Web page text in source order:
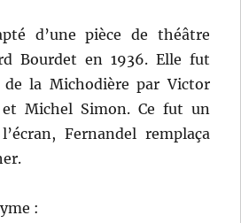
d’une pièce de théâtre
Bourdet en 1936. Elle fut
la Michodière par Victor
Michel Simon. Ce fut un
Fernandel remplaça
: